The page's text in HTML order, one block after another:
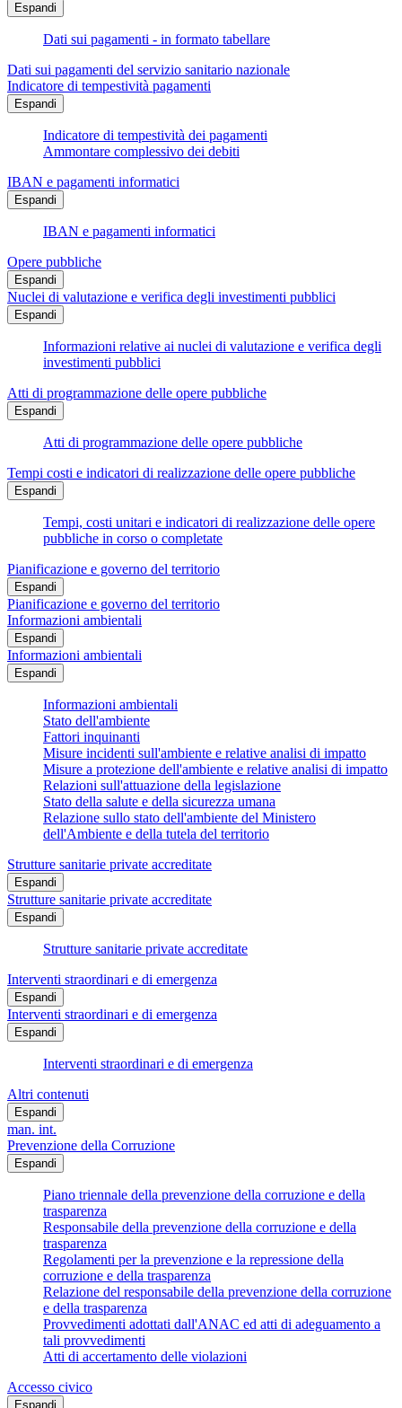
Espandi
Dati sui pagamenti - in formato tabellare
Dati sui pagamenti del servizio sanitario nazionale
Indicatore di tempestività pagamenti
Espandi
Indicatore di tempestività dei pagamenti
Ammontare complessivo dei debiti
IBAN e pagamenti informatici
Espandi
IBAN e pagamenti informatici
Opere pubbliche
Espandi
Nuclei di valutazione e verifica degli investimenti pubblici
Espandi
Informazioni relative ai nuclei di valutazione e verifica degli
investimenti pubblici
Atti di programmazione delle opere pubbliche
Espandi
Atti di programmazione delle opere pubbliche
Tempi costi e indicatori di realizzazione delle opere pubbliche
Espandi
Tempi, costi unitari e indicatori di realizzazione delle opere
pubbliche in corso o completate
Pianificazione e governo del territorio
Espandi
Pianificazione e governo del territorio
Informazioni ambientali
Espandi
Informazioni ambientali
Espandi
Informazioni ambientali
Stato dell'ambiente
Fattori inquinanti
Misure incidenti sull'ambiente e relative analisi di impatto
Misure a protezione dell'ambiente e relative analisi di impatto
Relazioni sull'attuazione della legislazione
Stato della salute e della sicurezza umana
Relazione sullo stato dell'ambiente del Ministero
dell'Ambiente e della tutela del territorio
Strutture sanitarie private accreditate
Espandi
Strutture sanitarie private accreditate
Espandi
Strutture sanitarie private accreditate
Interventi straordinari e di emergenza
Espandi
Interventi straordinari e di emergenza
Espandi
Interventi straordinari e di emergenza
Altri contenuti
Espandi
man. int.
Prevenzione della Corruzione
Espandi
Piano triennale della prevenzione della corruzione e della
trasparenza
Responsabile della prevenzione della corruzione e della
trasparenza
Regolamenti per la prevenzione e la repressione della
corruzione e della trasparenza
Relazione del responsabile della prevenzione della corruzione
e della trasparenza
Provvedimenti adottati dall'ANAC ed atti di adeguamento a
tali provvedimenti
Atti di accertamento delle violazioni
Accesso civico
Espandi